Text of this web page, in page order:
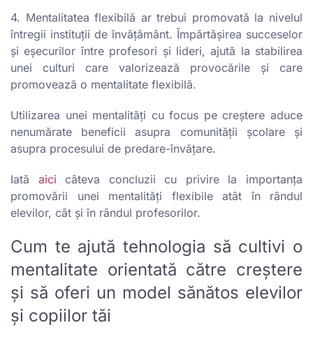
4. Mentalitatea flexibilă ar trebui promovată la nivelul
întregii instituții de învățământ. Împărtășirea succeselor
și eșecurilor între profesori și lideri, ajută la stabilirea
unei culturi care valorizează provocările și care
promovează o mentalitate flexibilă.
Utilizarea unei mentalități cu focus pe creștere aduce
nenumărate beneficii asupra comunității școlare și
asupra procesului de predare-învățare.
Iată aici câteva concluzii cu privire la importanța
promovării unei mentalități flexibile atât în rândul
elevilor, cât și în rândul profesorilor.
Cum te ajută tehnologia să cultivi o
mentalitate orientată către creștere
și să oferi un model sănătos elevilor
și copiilor tăi